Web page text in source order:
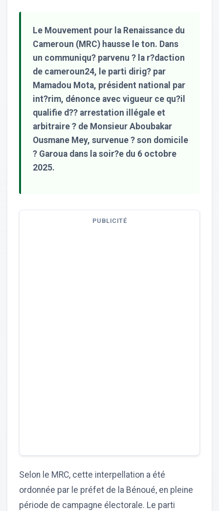
Le Mouvement pour la Renaissance du
Cameroun (MRC) hausse le ton. Dans
un communiqu? parvenu ? la r?daction
de cameroun24, le parti dirig? par
Mamadou Mota, président national par
int?rim, dénonce avec vigueur ce qu?il
qualifie d?? arrestation illégale et
arbitraire ? de Monsieur Aboubakar
Ousmane Mey, survenue ? son domicile
? Garoua dans la soir?e du 6 octobre
2025.
PUBLICITÉ
Selon le MRC, cette interpellation a été
ordonnée par le préfet de la Bénoué, en pleine
période de campagne électorale. Le parti